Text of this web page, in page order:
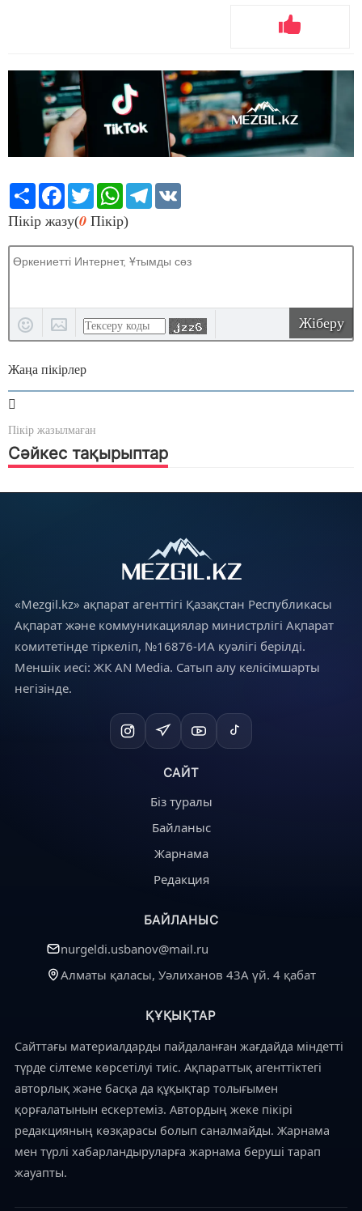
Share Facebook
TwitterWhatsApp
Telegram
Пікір жазу(0 Пікір)
Жіберу
Жаңа пікірлер
Пікір жазылмаған
Сәйкес тақырыптар
«Mezgil.kz» ақпарат агенттігі Қазақстан Республикасы
Ақпарат және коммуникациялар министрлігі Ақпарат
комитетінде тіркеліп, №16876-ИА куәлігі берілді.
Меншік иесі: ЖК AN Media. Сатып алу келісімшарты
негізінде.
САЙТ
Біз туралы
Байланыс
Жарнама
Редакция
БАЙЛАНЫС
nurgeldi.usbanov@mail.ru
Алматы қаласы, Уәлиханов 43А үй. 4 қабат
ҚҰҚЫҚТАР
Сайттағы материалдарды пайдаланған жағдайда міндетті
түрде сілтеме көрсетілуі тиіс. Ақпараттық агенттіктегі
авторлық және басқа да құқықтар толығымен
қорғалатынын ескертеміз. Автордың жеке пікірі
редакцияның көзқарасы болып саналмайды. Жарнама
мен түрлі хабарландыруларға жарнама беруші тарап
жауапты.